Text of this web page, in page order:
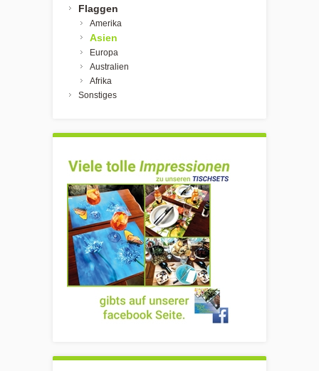
Flaggen
Amerika
Asien
Europa
Australien
Afrika
Sonstiges